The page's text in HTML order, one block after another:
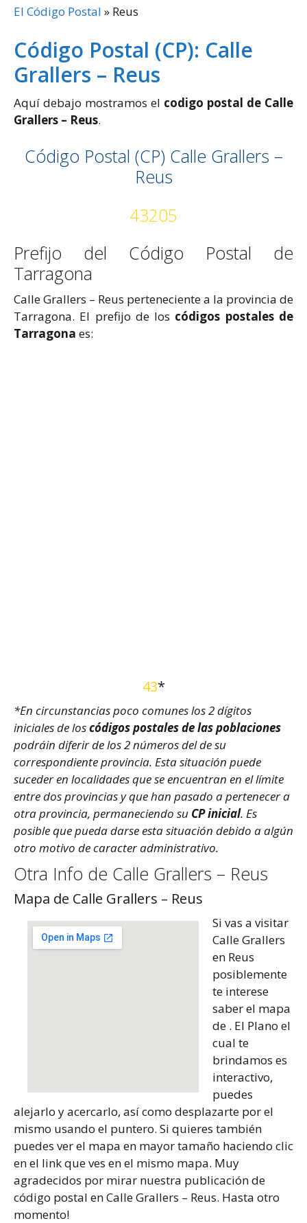
El Código Postal » Reus
Código Postal (CP): Calle
Grallers – Reus
Aquí debajo mostramos el codigo postal de Calle
Grallers – Reus.
Código Postal (CP) Calle Grallers –
Reus
43205
Prefijo del Código Postal de
Tarragona
Calle Grallers – Reus perteneciente a la provincia de
Tarragona. El prefijo de los códigos postales de
Tarragona es:
43*
*En circunstancias poco comunes los 2 dígitos
iniciales de loscódigos postales de las poblaciones
podráin diferir de los 2 números del de su
correspondiente provincia. Esta situación puede
suceder en localidades que se encuentran en el límite
entre dos provincias y que han pasado a pertenecer a
otra provincia, permaneciendo su CP inicial. Es
posible que pueda darse esta situación debido a algún
otro motivo de caracter administrativo.
Otra Info de Calle Grallers – Reus
Mapa de Calle Grallers – Reus
Si vas a visitar
Calle Grallers
en Reus
posiblemente
te interese
saber el mapa
de . El Plano el
cual te
brindamos es
interactivo,
puedes
alejarlo y acercarlo, así como desplazarte por el
mismo usando el puntero. Si quieres también
puedes ver el mapa en mayor tamaño haciendo clic
en el link que ves en el mismo mapa. Muy
agradecidos por mirar nuestra publicación de
código postal en Calle Grallers – Reus. Hasta otro
momento!